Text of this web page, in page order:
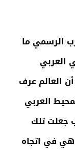
الرسمي ما
العربي
العالم عرف
العربي
جعلت تلك
هي في اتجاه